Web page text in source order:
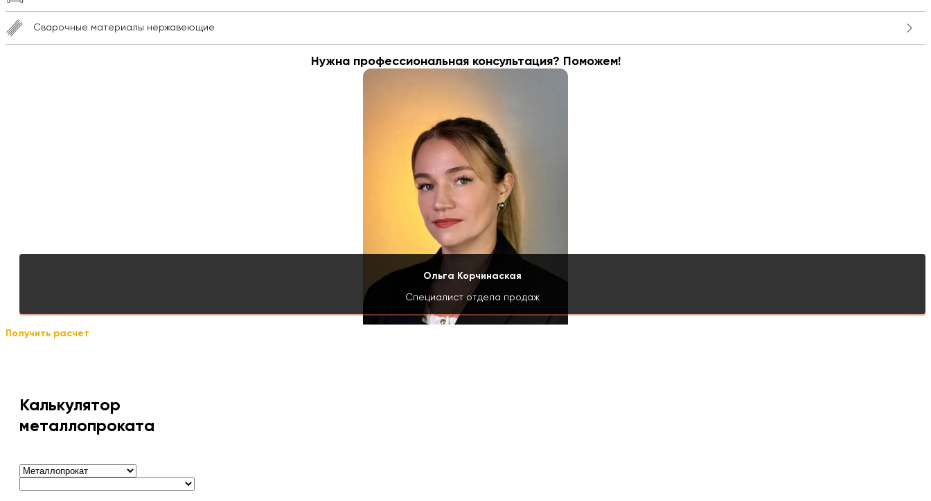
Сварочные материалы нержавеющие
Нужна профессиональная консультация? Поможем!
Ольга Корчинаская
Специалист отдела продаж
Получить расчет
Калькулятор
металлопроката